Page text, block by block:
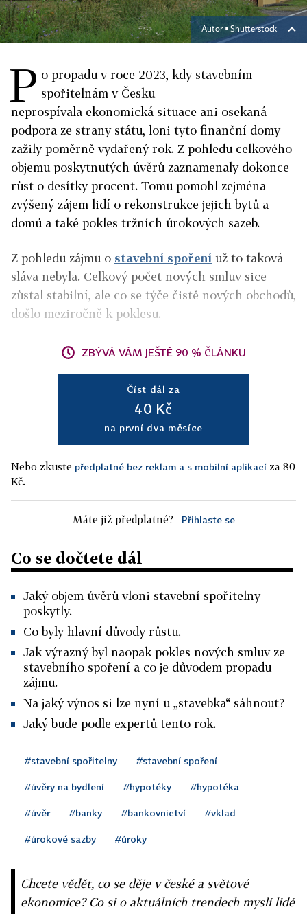
Autor ▪ Shutterstock
P o propadu v roce 2023, kdy stavebním
spořitelnám v Česku
neprospívala ekonomická situace ani osekaná
podpora ze strany státu, loni tyto finanční domy
zažily poměrně vydařený rok. Z pohledu celkového
objemu poskytnutých úvěrů zaznamenaly dokonce
růst o desítky procent. Tomu pomohl zejména
zvýšený zájem lidí o rekonstrukce jejich bytů a
domů a také pokles tržních úrokových sazeb.
Z pohledu zájmu o stavební spoření už to taková
sláva nebyla. Celkový počet nových smluv sice
zůstal stabilní, ale co se týče čistě nových obchodů,
došlo meziročně k poklesu.
ZBÝVÁ VÁM JEŠTĚ 90 % ČLÁNKU
Číst dál za
40 Kč
na první dva měsíce
Nebo zkuste předplatné bez reklam a s mobilní aplikací za 80
Kč.
Máte již předplatné? Přihlaste se
Co se dočtete dál
Jaký objem úvěrů vloni stavební spořitelny
poskytly.
Co byly hlavní důvody růstu.
Jak výrazný byl naopak pokles nových smluv ze
stavebního spoření a co je důvodem propadu
zájmu.
Na jaký výnos si lze nyní u „stavebka“ sáhnout?
Jaký bude podle expertů tento rok.
#stavební spořitelny #stavební spoření
#úvěry na bydlení #hypotéky #hypotéka
#úvěr #banky #bankovnictví #vklad
#úrokové sazby #úroky
Chcete vědět, co se děje v české a světové
ekonomice? Co si o aktuálních trendech myslí lidé